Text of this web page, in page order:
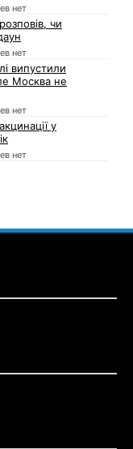
нет
чи
нет
випустили
Москва не
нет
у
нет